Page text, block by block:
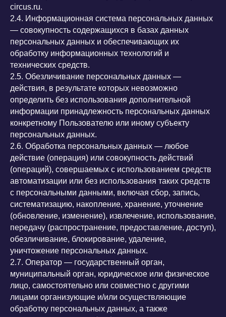
circus.ru.
2.4. Информационная система персональных данных
— совокупность содержащихся в базах данных
персональных данных и обеспечивающих их
обработку информационных технологий и
технических средств.
2.5. Обезличивание персональных данных —
действия, в результате которых невозможно
определить без использования дополнительной
информации принадлежность персональных данных
конкретному Пользователю или иному субъекту
персональных данных.
2.6. Обработка персональных данных — любое
действие (операция) или совокупность действий
(операций), совершаемых с использованием средств
автоматизации или без использования таких средств
с персональными данными, включая сбор, запись,
систематизацию, накопление, хранение, уточнение
(обновление, изменение), извлечение, использование,
передачу (распространение, предоставление, доступ),
обезличивание, блокирование, удаление,
уничтожение персональных данных.
2.7. Оператор — государственный орган,
муниципальный орган, юридическое или физическое
лицо, самостоятельно или совместно с другими
лицами организующие и/или осуществляющие
обработку персональных данных, а также